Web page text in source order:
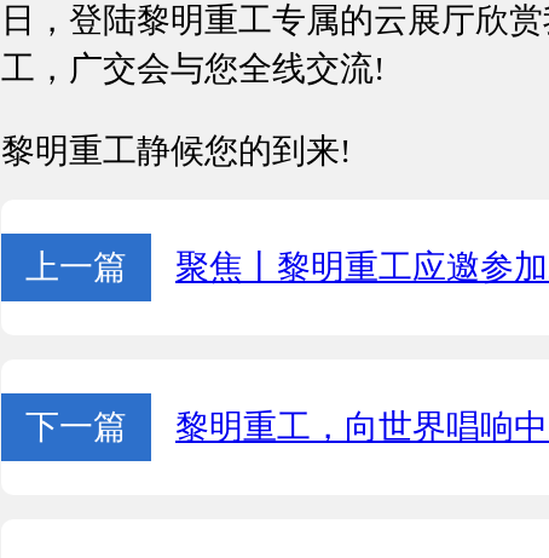
日，登陆黎明重工专属的云展厅欣
工，广交会与您全线交流!
黎明重工静候您的到来!
上一篇 聚焦丨黎明重工应邀参加2023年马来西亚国
下一篇 黎明重工，向世界唱响中